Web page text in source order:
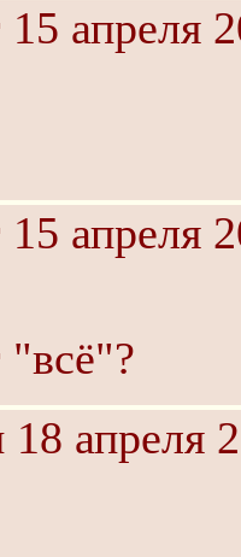
апреля
апреля
"всё"?
апреля